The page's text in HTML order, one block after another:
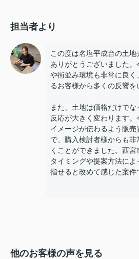
担当者より
この度は名塩平成台の土地
ありがとうございました。
や街並み環境も非常に良
るお客様から多くの反響を
また、土地は価格だけで
反応が大きく変わります
イメージが伝わるよう販売
で、購入検討者様からも
くことができました。西
タイミングや提案方法によ
指せると改めて感じた案件
他のお客様の声を見る